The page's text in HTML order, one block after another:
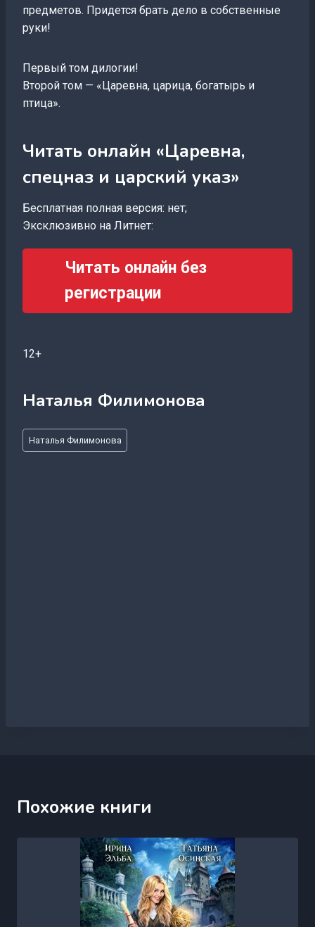
предметов. Придется брать дело в собственные
руки!
Первый том дилогии!
Второй том — «Царевна, царица, богатырь и
птица».
Читать онлайн «Царевна,
спецназ и царский указ»
Бесплатная полная версия: нет;
Эксклюзивно на Литнет:
Читать онлайн без
регистрации
12+
Наталья Филимонова
Метки
записи:
Наталья Филимонова
Похожие книги